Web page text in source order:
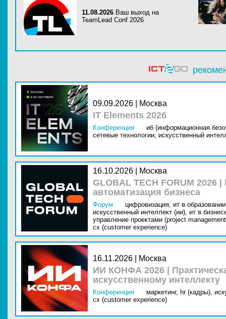
11.08.2026 Ваш выход на
TeamLead Conf 2026
09.09.2026 | Москва
IT Elements 2026
Конференция
иб (информационная
сетевые технологии, искусственный
16.10.2026 | Москва
GLOBAL TECH FORUM
автоматизация бизнеса
Форум цифровизация, ит в
искусственный интеллект (ии), ит в
управление проектами (project
cx (customer experience)
16.11.2026 | Москва
ИИ КОНФА 2026 |
искусственному интеллекту
Конференция маркетинг, hr (кадры),
cx (customer experience)